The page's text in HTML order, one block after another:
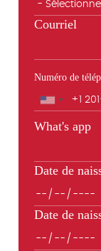
Courriel
Numéro de
Téléphone
What's app
Date de
Date de